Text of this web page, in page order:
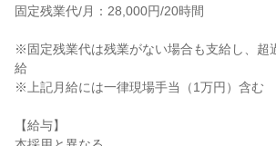
固定残業代/月：28,000円/20時間
※固定残業代は残業がない場合も支給し、超
給
※上記月給には一律現場手当（1万円）含む
【給与】